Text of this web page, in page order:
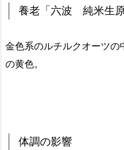
養老「六波 純米生
金色系のルチルクオーツの
の黄色。
体調の影響